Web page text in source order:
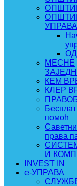
МЕСНЕ
КЕМ
КЛЕР
помоћ
права
И
INVEST IN
e-УПРАВА